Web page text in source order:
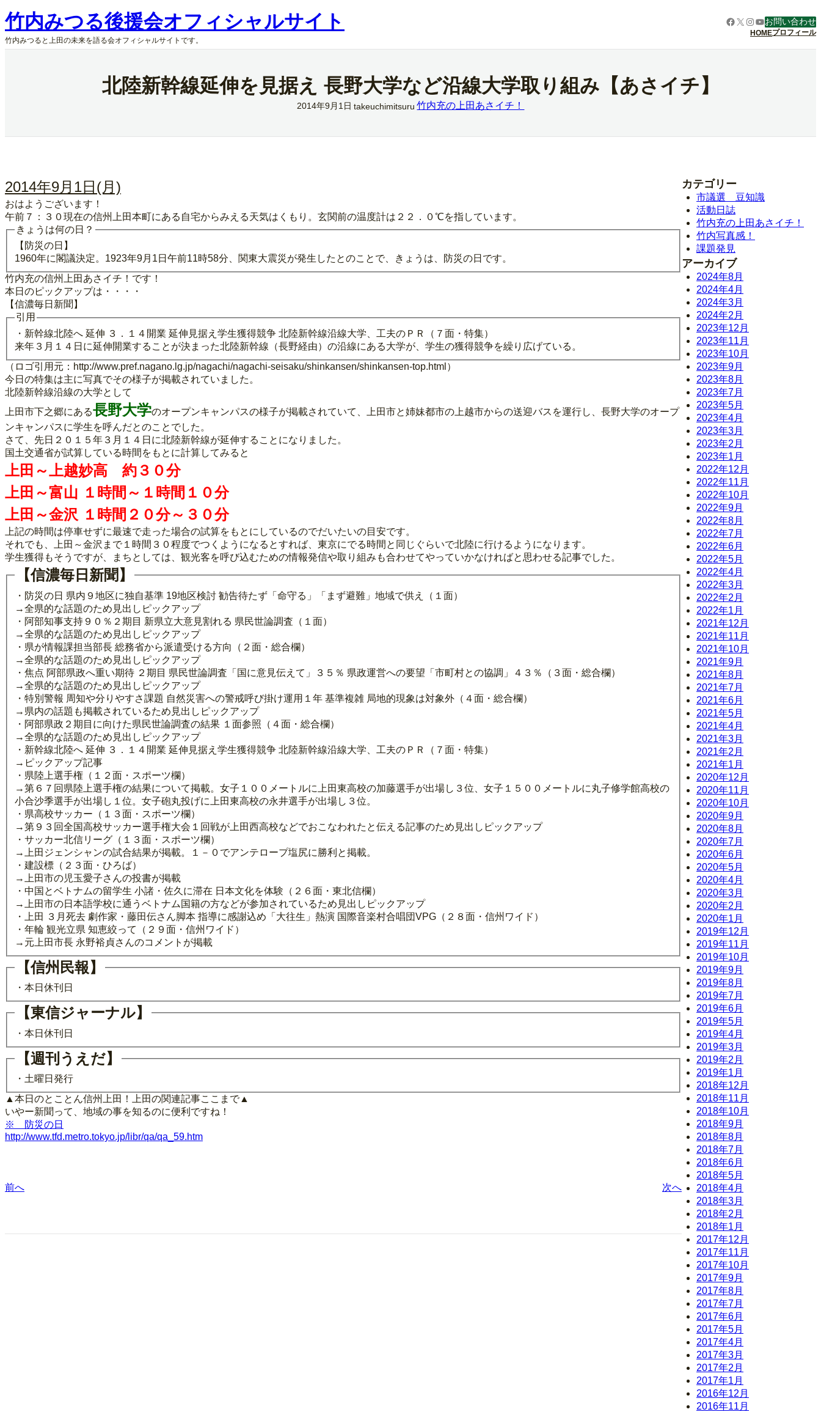
内
容
を
ス
竹内みつる後援会オフィシャルサイト
竹内みつると上田の未来を語る会オフィシャルサイトです。
Facebook
X Instagram
YouTube
お問い合わせ
HOMEプロフィール
北陸新幹線延伸を見据え 長野大学など沿線大学取り組み【あさイチ】
2014年9月1日 takeuchimitsuru 竹内充の上田あさイチ！
2014年9月1日(月)
おはようございます！
午前７：３０現在の信州上田本町にある自宅からみえる天気はくもり。玄関前の温度計は２２．０℃を指しています。
きょうは何の日？
【防災の日】
1960年に閣議決定。1923年9月1日午前11時58分、関東大震災が発生したとのことで、きょうは、防災の日です。
竹内充の信州上田あさイチ！です！
本日のピックアップは・・・・
【信濃毎日新聞】
引用
・新幹線北陸へ 延伸 ３．１４開業 延伸見据え学生獲得競争 北陸新幹線沿線大学、工夫のＰＲ（７面・特集）
来年３月１４日に延伸開業することが決まった北陸新幹線（長野経由）の沿線にある大学が、学生の獲得競争を繰り広げている。
（ロゴ引用元：http://www.pref.nagano.lg.jp/nagachi/nagachi-seisaku/shinkansen/shinkansen-top.html）
今日の特集は主に写真でその様子が掲載されていました。
北陸新幹線沿線の大学として
上田市下之郷にある長野大学のオープンキャンパスの様子が掲載されていて、上田市と姉妹都市の上越市からの送迎バスを運行し、長野大学のオープ
ンキャンパスに学生を呼んだとのことでした。
さて、先日２０１５年３月１４日に北陸新幹線が延伸することになりました。
国土交通省が試算している時間をもとに計算してみると
上田～上越妙高 約３０分
上田～富山 １時間～１時間１０分
上田～金沢 １時間２０分～３０分
上記の時間は停車せずに最速で走った場合の試算をもとにしているのでだいたいの目安です。
それでも、上田～金沢まで１時間３０程度でつくようになるとすれば、東京にでる時間と同じぐらいで北陸に行けるようになります。
学生獲得もそうですが、まちとしては、観光客を呼び込むための情報発信や取り組みも合わせてやっていかなければと思わせる記事でした。
【信濃毎日新聞】
・防災の日 県内９地区に独自基準 19地区検討 勧告待たず「命守る」「まず避難」地域で供え（１面）
→全県的な話題のため見出しピックアップ
・阿部知事支持９０％２期目 新県立大意見割れる 県民世論調査（１面）
→全県的な話題のため見出しピックアップ
・県が情報課担当部長 総務省から派遣受ける方向（２面・総合欄）
→全県的な話題のため見出しピックアップ
・焦点 阿部県政へ重い期待 ２期目 県民世論調査「国に意見伝えて」３５％ 県政運営への要望「市町村との協調」４３％（３面・総合欄）
→全県的な話題のため見出しピックアップ
・特別警報 周知や分りやすさ課題 自然災害への警戒呼び掛け運用１年 基準複雑 局地的現象は対象外（４面・総合欄）
→県内の話題も掲載されているため見出しピックアップ
・阿部県政２期目に向けた県民世論調査の結果 １面参照（４面・総合欄）
→全県的な話題のため見出しピックアップ
・新幹線北陸へ 延伸 ３．１４開業 延伸見据え学生獲得競争 北陸新幹線沿線大学、工夫のＰＲ（７面・特集）
→ピックアップ記事
・県陸上選手権（１２面・スポーツ欄）
→第６７回県陸上選手権の結果について掲載。女子１００メートルに上田東高校の加藤選手が出場し３位、女子１５００メートルに丸子修学館高校の
小合沙季選手が出場し１位。女子砲丸投げに上田東高校の永井選手が出場し３位。
・県高校サッカー（１３面・スポーツ欄）
→第９３回全国高校サッカー選手権大会１回戦が上田西高校などでおこなわれたと伝える記事のため見出しピックアップ
・サッカー北信リーグ（１３面・スポーツ欄）
→上田ジェンシャンの試合結果が掲載。１－０でアンテロープ塩尻に勝利と掲載。
・建設標（２３面・ひろば）
→上田市の児玉愛子さんの投書が掲載
・中国とベトナムの留学生 小諸・佐久に滞在 日本文化を体験（２６面・東北信欄）
→上田市の日本語学校に通うベトナム国籍の方などが参加されているため見出しピックアップ
・上田 ３月死去 劇作家・藤田伝さん脚本 指導に感謝込め「大往生」熱演 国際音楽村合唱団VPG（２８面・信州ワイド）
・年輪 観光立県 知恵絞って（２９面・信州ワイド）
→元上田市長 永野裕貞さんのコメントが掲載
【信州民報】
・本日休刊日
【東信ジャーナル】
・本日休刊日
【週刊うえだ】
・土曜日発行
▲本日のとことん信州上田！上田の関連記事ここまで▲
いやー新聞って、地域の事を知るのに便利ですね！
※ 防災の日
http://www.tfd.metro.tokyo.jp/libr/qa/qa_59.htm
前へ 次へ
カテゴリー
市議選 豆知識
活動日誌
竹内充の上田あさイチ！
竹内写真感！
課題発見
アーカイブ
2024年8月
2024年4月
2024年3月
2024年2月
2023年12月
2023年11月
2023年10月
2023年9月
2023年8月
2023年7月
2023年5月
2023年4月
2023年3月
2023年2月
2023年1月
2022年12月
2022年11月
2022年10月
2022年9月
2022年8月
2022年7月
2022年6月
2022年5月
2022年4月
2022年3月
2022年2月
2022年1月
2021年12月
2021年11月
2021年10月
2021年9月
2021年8月
2021年7月
2021年6月
2021年5月
2021年4月
2021年3月
2021年2月
2021年1月
2020年12月
2020年11月
2020年10月
2020年9月
2020年8月
2020年7月
2020年6月
2020年5月
2020年4月
2020年3月
2020年2月
2020年1月
2019年12月
2019年11月
2019年10月
2019年9月
2019年8月
2019年7月
2019年6月
2019年5月
2019年4月
2019年3月
2019年2月
2019年1月
2018年12月
2018年11月
2018年10月
2018年9月
2018年8月
2018年7月
2018年6月
2018年5月
2018年4月
2018年3月
2018年2月
2018年1月
2017年12月
2017年11月
2017年10月
2017年9月
2017年8月
2017年7月
2017年6月
2017年5月
2017年4月
2017年3月
2017年2月
2017年1月
2016年12月
2016年11月